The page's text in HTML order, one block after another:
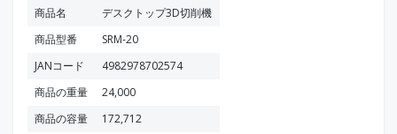
商品名
デスクトップ3D切削機
商品型番
SRM-20
JANコード
4982978702574
商品の重量
24,000
商品の容量
172,712